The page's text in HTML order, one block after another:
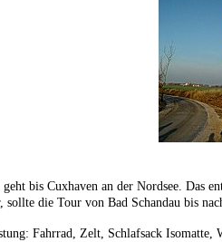
bis Cuxhaven an der Nordsee.
die Tour von Bad Schandau bis
Fahrrad, Zelt, Schlafsack